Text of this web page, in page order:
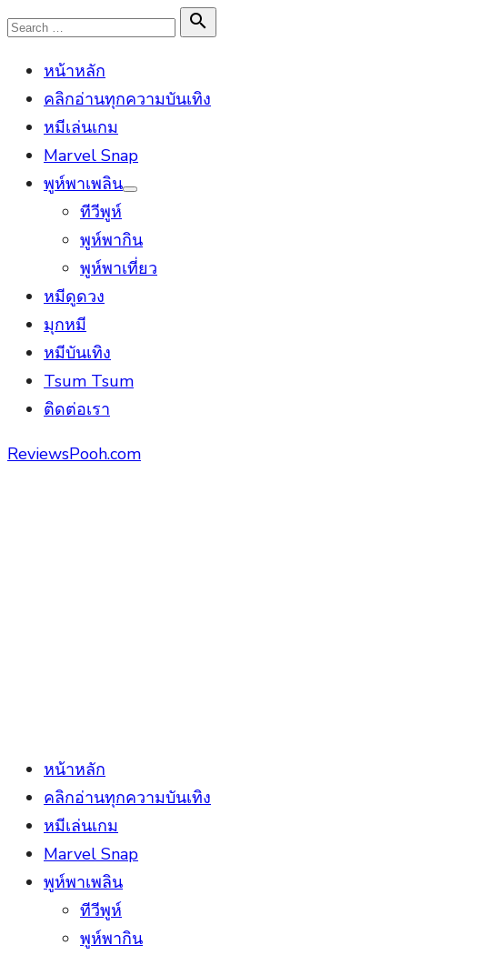
Skip
content
Search

Search
หน้าหลัก
คลิกอ่านทุกความบันเทิง
หมีเล่นเกม
Marvel Snap
พูห์พาเพลิน
Show
ทีวีพูห์
พูห์พากิน
พูห์พาเที่ยว
หมีดูดวง
มุกหมี
หมีบันเทิง
Tsum Tsum
ติดต่อเรา
ReviewsPooh.com
หน้าหลัก
คลิกอ่านทุกความบันเทิง
หมีเล่นเกม
Marvel Snap
พูห์พาเพลิน
ทีวีพูห์
พูห์พากิน